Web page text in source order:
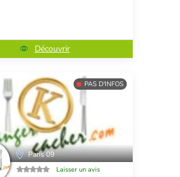
Découvrir
PAS D'INFOS
Paris 09
Laisser un avis